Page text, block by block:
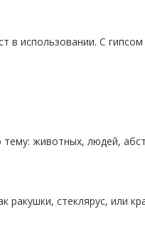
использовании. С
животных, людей,
стеклярус, или